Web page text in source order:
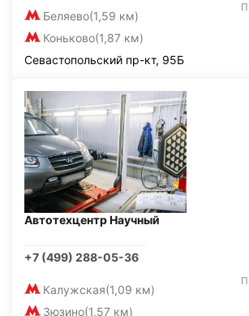
Беляево(1,59 км)
Коньково(1,87 км)
Севастопольский пр-кт, 95Б
Автотехцентр Научный
+7 (499) 288-05-36
Калужская(1,09 км)
Зюзино(1,57 км)